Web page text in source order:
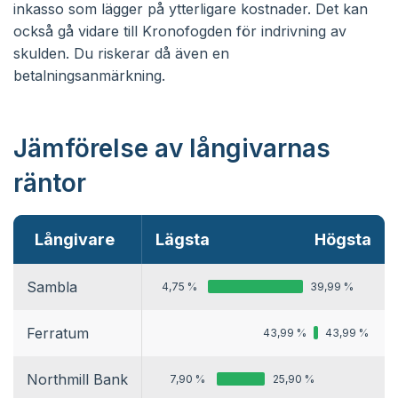
inkasso som lägger på ytterligare kostnader. Det kan
också gå vidare till Kronofogden för indrivning av
skulden. Du riskerar då även en
betalningsanmärkning.
Jämförelse av långivarnas
räntor
Långivare Lägsta Högsta
Sambla 4,75 % 39,99 %
Ferratum 43,99 % 43,99 %
Northmill Bank 7,90 % 25,90 %